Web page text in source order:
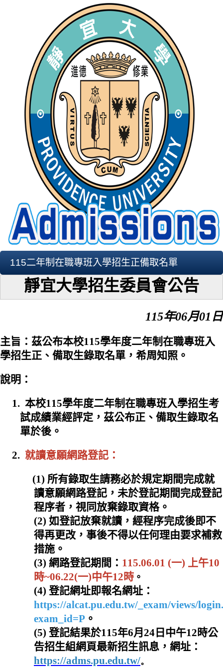
115二年制在職專班入學招生正備取名單
靜宜大學招生委員會公告
115年06月01日
主旨：茲公布本校115學年度二年制在職專班入
學招生正、備取生錄取名單，希周知照。
說明：
1. 本校115學年度二年制在職專班入學招生考
試成績業經評定，茲公布正、備取生錄取名
單於後。
2. 就讀意願網路登記：
(1) 所有錄取生請務必於規定期間完成就
讀意願網路登記 ，未於登記期間完成登記
程序者，視同放棄錄取資格。
(2) 如登記放棄就讀，經程序完成後即不
得再更改，事後不得以任何理由要求補救
措施。
(3) 網路登記期間： 115.06.01 (一) 上午10
時~06.22(一)中午12時 。
(4) 登記網址即報名網址：
https://alcat.pu.edu.tw/_exam/views/
exam_id=P 。
(5) 登記結果於115年6月24日中午12時公
告招生組網頁最新招生訊息，網址：
https://adms.pu.edu.tw/。